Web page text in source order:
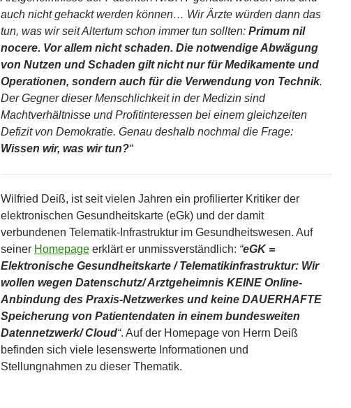
auch nicht gehackt werden können… Wir Ärzte würden dann das
tun, was wir seit Altertum schon immer tun sollten: Primum nil
nocere. Vor allem nicht schaden. Die notwendige Abwägung
von Nutzen und Schaden gilt nicht nur für Medikamente und
Operationen, sondern auch für die Verwendung von Technik.
Der Gegner dieser Menschlichkeit in der Medizin sind
Machtverhältnisse und Profitinteressen bei einem gleichzeiten
Defizit von Demokratie. Genau deshalb nochmal die Frage:
Wissen wir, was wir tun?“
Wilfried Deiß, ist seit vielen Jahren ein profilierter Kritiker der
elektronischen Gesundheitskarte (eGk) und der damit
verbundenen Telematik-Infrastruktur im Gesundheitswesen. Auf
seiner Homepage erklärt er unmissverständlich: “eGK =
Elektronische Gesundheitskarte / Telematikinfrastruktur: Wir
wollen wegen Datenschutz/ Arztgeheimnis KEINE Online-
Anbindung des Praxis-Netzwerkes und keine DAUERHAFTE
Speicherung von Patientendaten in einem bundesweiten
Datennetzwerk/ Cloud“. Auf der Homepage von Herrn Deiß
befinden sich viele lesenswerte Informationen und
Stellungnahmen zu dieser Thematik.